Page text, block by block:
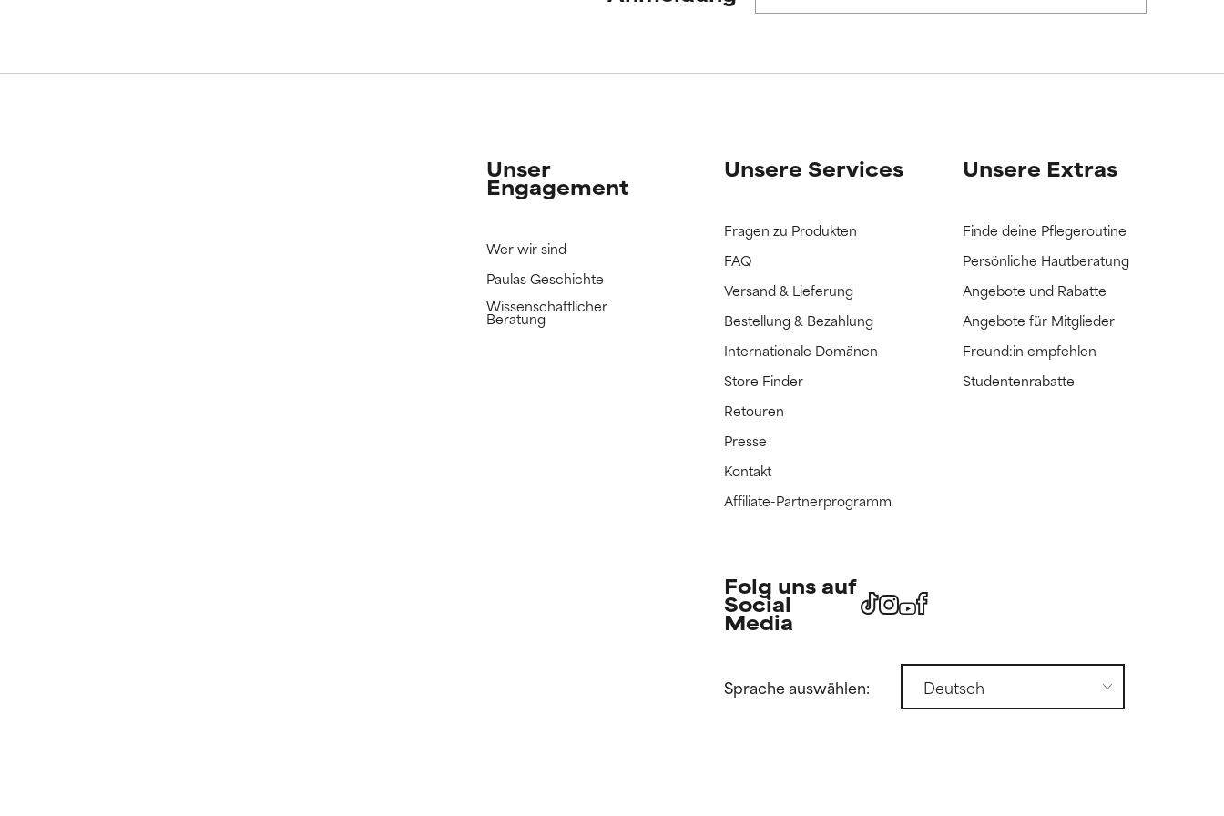
Forschungsergebnisse zu prüfen.
Forschungsergebnisse zu prüfen.
Unser
Engagement
Wer wir sind
Paulas Geschichte
Wissenschaftlicher
Beratung
Unsere Services
Fragen zu Produkten
FAQ
Versand & Lieferung
Bestellung & Bezahlung
Internationale Domänen
Store Finder
Retouren
Presse
Kontakt
Affiliate-Partnerprogramm
Unsere Extras
Finde deine Pflegeroutine
Persönliche Hautberatung
Angebote und Rabatte
Angebote für Mitglieder
Freund:in empfehlen
Studentenrabatte
Folg uns auf
Social
Media
Sprache auswählen: